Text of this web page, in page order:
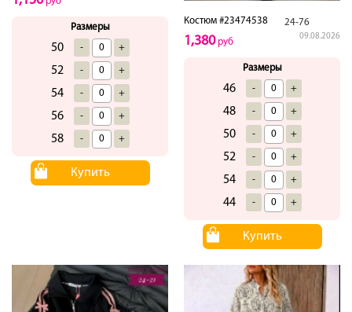
Размеры
50 - +
52 - +
54 - +
56 - +
58 - +
Купить
Костюм #23474538 24-76
09.08.2026
1,380руб
Размеры
46 - +
48 - +
50 - +
52 - +
54 - +
44 - +
Купить